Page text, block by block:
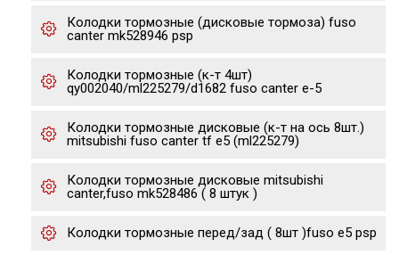
Колодки тормозные (дисковые тормоза) fuso
canter mk528946 psp
Колодки тормозные (к-т 4шт)
qy002040/ml225279/d1682 fuso canter e-5
Колодки тормозные дисковые (к-т на ось 8шт.)
mitsubishi fuso canter tf e5 (ml225279)
Колодки тормозные дисковые mitsubishi
canter,fuso mk528486 ( 8 штук )
Колодки тормозные перед/зад ( 8шт )fuso е5 psp